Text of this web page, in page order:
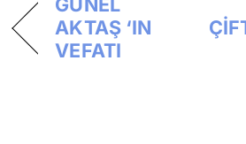
AKTAŞ ‘IN
VEFATI